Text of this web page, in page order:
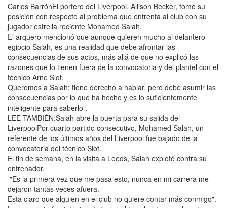
Carlos BarrónEl portero del Liverpool, Allison Becker, tomó su
posición con respecto al problema que enfrenta al club con su
jugador estrella reciente Mohamed Salah.
El arquero mencionó que aunque quieren mucho al delantero
egipcio Salah, es una realidad que debe afrontar las
consecuencias de sus actos, más allá de que no explicó las
razones que lo tienen fuera de la convocatoria y del plantel con el
técnico Arne Slot.
Queremos a Salah; tiene derecho a hablar, pero debe asumir las
consecuencias por lo que ha hecho y es lo suficientemente
inteligente para saberlo".
LEE TAMBIÉN:Salah abre la puerta para su salida del
LiverpoolPor cuarto partido consecutivo, Mohamed Salah, un
referente de los últimos años del Liverpool fue bajado de la
convocatoria del técnico Slot.
El fin de semana, en la visita a Leeds, Salah explotó contra su
entrenador.
"Es la primera vez que me pasa esto, nunca en mi carrera me
dejaron tantas veces afuera.
Esta claro que alguien en el club no quiere contar más conmigo".